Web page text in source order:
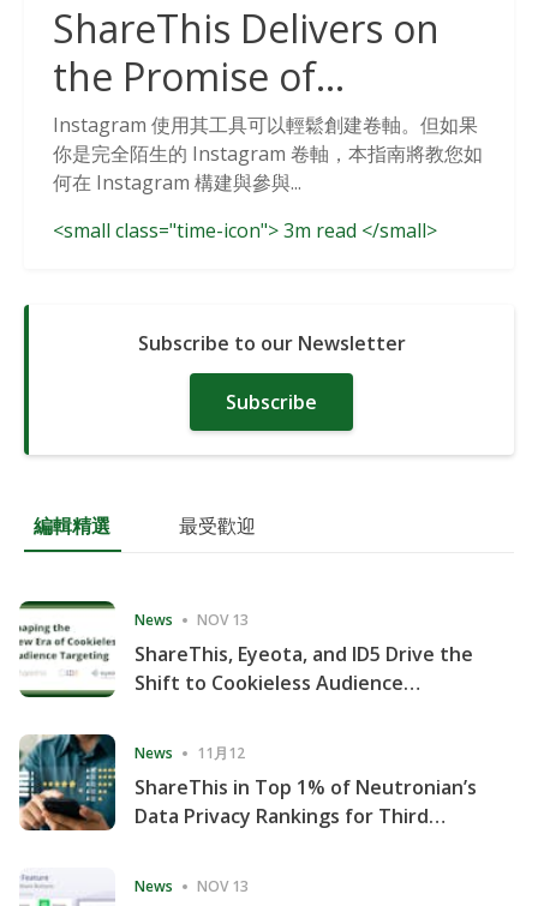
ShareThis Delivers on
the Promise of
Cookieless Data
Solutions
Instagram 使用其工具可以輕鬆創建卷軸。但如果
你是完全陌生的 Instagram 卷軸，本指南將教您如
何在 Instagram 構建與參與...
<small class="time-icon"> 3m read </small>
Subscribe to our Newsletter
Subscribe
編輯精選 最受歡迎
News NOV 13
ShareThis, Eyeota, and ID5 Drive the
Shift to Cookieless Audience
News 11月12
ShareThis in Top 1% of Neutronian’s
Data Privacy Rankings for Third
News NOV 13